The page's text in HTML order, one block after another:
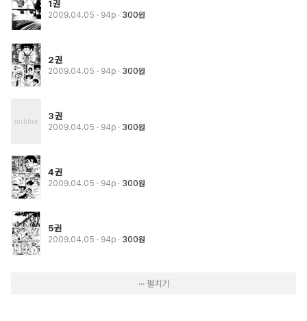
1권
2009.04.05 · 94p 300원
2권
2009.04.05 · 94p 300원
3권
2009.04.05 · 94p 300원
4권
2009.04.05 · 94p 300원
5권
2009.04.05 · 94p 300원
··· 펼치기